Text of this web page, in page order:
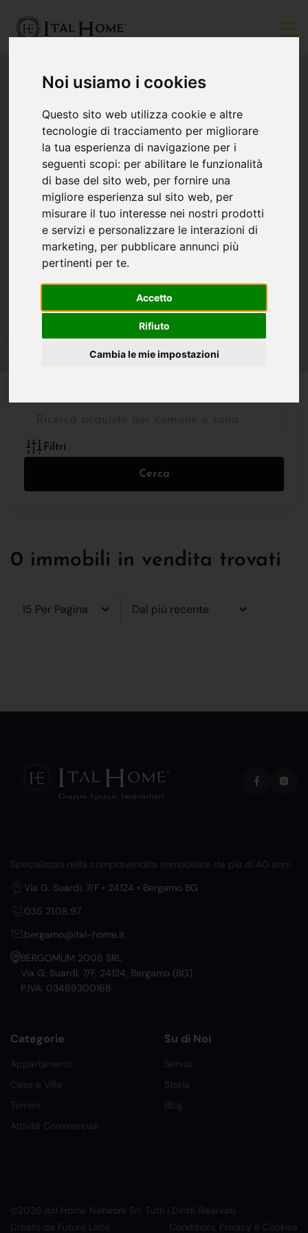
Noi usiamo i cookies
Questo sito web utilizza cookie e altre
tecnologie di tracciamento per migliorare
la tua esperienza di navigazione per i
seguenti scopi: per abilitare le funzionalità
di base del sito web, per fornire una
migliore esperienza sul sito web, per
misurare il tuo interesse nei nostri prodotti
e servizi e personalizzare le interazioni di
marketing, per pubblicare annunci più
pertinenti per te.
Accetto
Rifiuto
Cambia le mie impostazioni
Filtri
Cerca
0 immobili in vendita trovati
15 Per Pagina Dal più recente
Specializzati nella compravendita immobiliare da più di 40 anni.
Via G. Suardi, 7/F • 24124 • Bergamo BG
035 21.08.97
bergamo@ital-home.it
BERGOMUM 2008 SRL
Via G. Suardi, 7/F, 24124, Bergamo (BG)
P.IVA: 03469300168
Categorie
Appartamenti
Case e Ville
Terreni
Attività Commerciali
Su di Noi
Servizi
Storia
Blog
©2026 Ital Home Network Srl. Tutti i Diritti Riservati.
Creato da Future Labs
Condizioni, Privacy e Cookies